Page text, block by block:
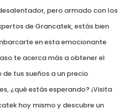
pero armado con los
de Grancatek, estás bien
en esta emocionante
te acerca más a obtener el
tus sueños a un precio
¿qué estás esperando? ¡Visita
hoy mismo y descubre un